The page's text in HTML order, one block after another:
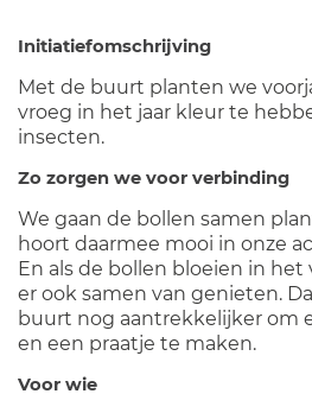
Initiatiefomschrijving
Met de buurt planten we
vroeg in het jaar kleur te
insecten.
Zo zorgen we voor verbinding
We gaan de bollen samen
hoort daarmee mooi in onze
En als de bollen bloeien in het
er ook samen van genieten.
buurt nog aantrekkelijker om
en een praatje te maken.
Voor wie